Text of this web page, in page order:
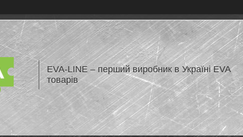
EVA-LINE – перший виробник в Україні EVA
товарів